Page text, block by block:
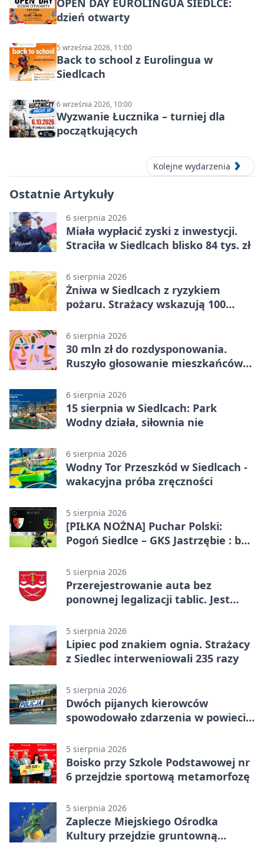
OPEN DAY EUROLINGUA SIEDLCE:
dzień otwarty
5 września 2026, 11:00
Back to school z Eurolingua w
Siedlcach
6 września 2026, 10:00
Wyzwanie Łucznika – turniej dla
początkujących
Kolejne wydarzenia
Ostatnie Artykuły
6 sierpnia 2026
Miała wypłacić zyski z inwestycji.
Straciła w Siedlcach blisko 84 tys. zł
6 sierpnia 2026
Żniwa w Siedlcach z ryzykiem
pożaru. Strażacy wskazują 100
6 sierpnia 2026
30 mln zł do rozdysponowania.
Ruszyło głosowanie mieszkańców
6 sierpnia 2026
15 sierpnia w Siedlcach: Park
Wodny działa, siłownia nie
6 sierpnia 2026
Wodny Tor Przeszkód w Siedlcach -
wakacyjna próba zręczności
5 sierpnia 2026
[PIŁKA NOŻNA] Puchar Polski:
Pogoń Siedlce – GKS Jastrzębie : bez
5 sierpnia 2026
Przerejestrowanie auta bez
ponownej legalizacji tablic. Jest
5 sierpnia 2026
Lipiec pod znakiem ognia. Strażacy
z Siedlec interweniowali 235 razy
5 sierpnia 2026
Dwóch pijanych kierowców
spowodowało zdarzenia w powiecie
5 sierpnia 2026
Boisko przy Szkole Podstawowej nr
6 przejdzie sportową metamorfozę
5 sierpnia 2026
Zaplecze Miejskiego Ośrodka
Kultury przejdzie gruntowną